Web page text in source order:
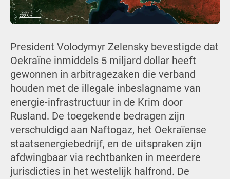
President Volodymyr Zelensky bevestigde dat
Oekraïne inmiddels 5 miljard dollar heeft
gewonnen in arbitragezaken die verband
houden met de illegale inbeslagname van
energie-infrastructuur in de Krim door
Rusland. De toegekende bedragen zijn
verschuldigd aan Naftogaz, het Oekraïense
staatsenergiebedrijf, en de uitspraken zijn
afdwingbaar via rechtbanken in meerdere
jurisdicties in het westelijk halfrond. De